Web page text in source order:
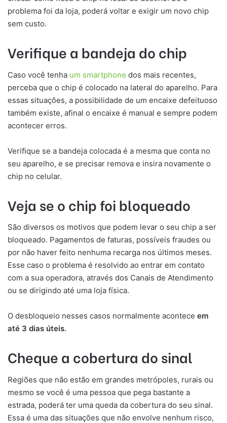
problema foi da loja, poderá voltar e exigir um novo chip
sem custo.
Verifique a bandeja do chip
Caso você tenha um smartphone dos mais recentes,
perceba que o chip é colocado na lateral do aparelho. Para
essas situações, a possibilidade de um encaixe defeituoso
também existe, afinal o encaixe é manual e sempre podem
acontecer erros.
Verifique se a bandeja colocada é a mesma que conta no
seu aparelho, e se precisar remova e insira novamente o
chip no celular.
Veja se o chip foi bloqueado
São diversos os motivos que podem levar o seu chip a ser
bloqueado. Pagamentos de faturas, possíveis fraudes ou
por não haver feito nenhuma recarga nos últimos meses.
Esse caso o problema é resolvido ao entrar em contato
com a sua operadora, através dos Canais de Atendimento
ou se dirigindo até uma loja física.
O desbloqueio nesses casos normalmente acontece em
até 3 dias úteis.
Cheque a cobertura do sinal
Regiões que não estão em grandes metrópoles, rurais ou
mesmo se você é uma pessoa que pega bastante a
estrada, poderá ter uma queda da cobertura do seu sinal.
Essa é uma das situações que não envolve nenhum risco,